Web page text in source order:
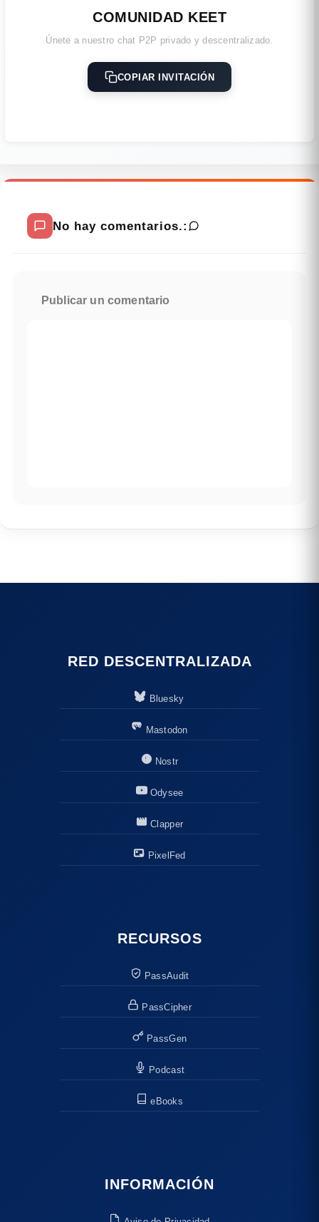
COMUNIDAD KEET
Únete a nuestro chat P2P privado y descentralizado.
COPIAR INVITACIÓN
No hay comentarios.:
Publicar un comentario
RED DESCENTRALIZADA
Bluesky
Mastodon
Nostr
Odysee
Clapper
PixelFed
RECURSOS
PassAudit
PassCipher
PassGen
Podcast
eBooks
INFORMACIÓN